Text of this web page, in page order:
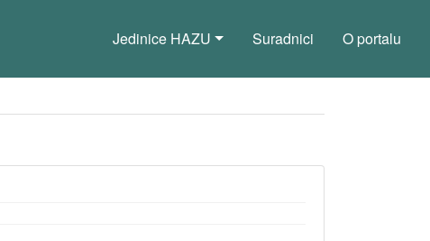
Jedinice HAZU Suradnici O portalu